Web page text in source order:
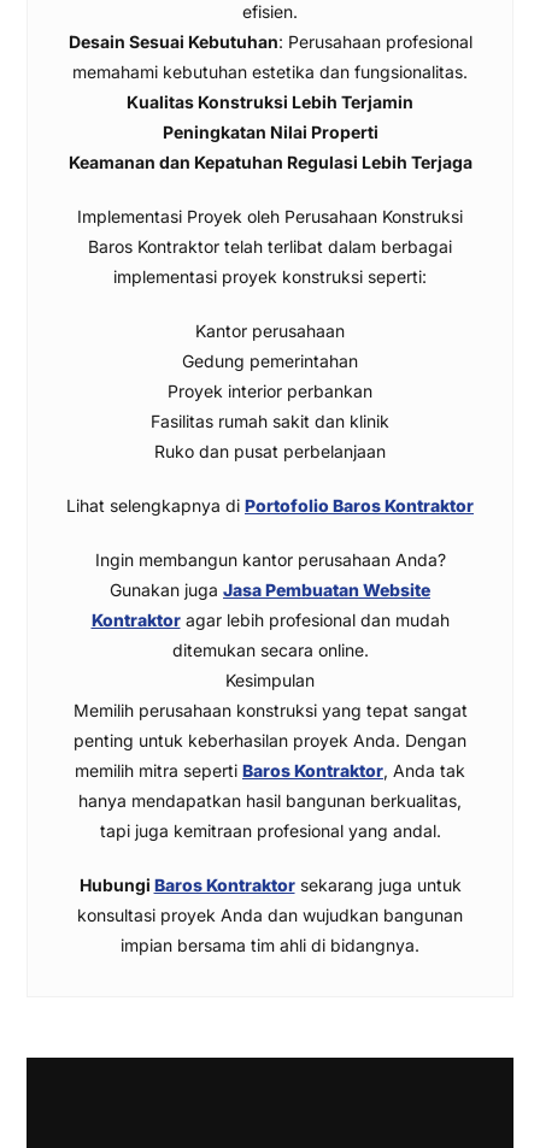
efisien.
Desain Sesuai Kebutuhan: Perusahaan profesional
memahami kebutuhan estetika dan fungsionalitas.
Kualitas Konstruksi Lebih Terjamin
Peningkatan Nilai Properti
Keamanan dan Kepatuhan Regulasi Lebih Terjaga
Implementasi Proyek oleh Perusahaan Konstruksi
Baros Kontraktor telah terlibat dalam berbagai
implementasi proyek konstruksi seperti:
Kantor perusahaan
Gedung pemerintahan
Proyek interior perbankan
Fasilitas rumah sakit dan klinik
Ruko dan pusat perbelanjaan
Lihat selengkapnya di Portofolio Baros Kontraktor
Ingin membangun kantor perusahaan Anda?
Gunakan juga Jasa Pembuatan Website
Kontraktoragar lebih profesional dan mudah
ditemukan secara online.
Kesimpulan
Memilih perusahaan konstruksi yang tepat sangat
penting untuk keberhasilan proyek Anda. Dengan
memilih mitra seperti Baros Kontraktor, Anda tak
hanya mendapatkan hasil bangunan berkualitas,
tapi juga kemitraan profesional yang andal.
Hubungi Baros Kontraktorsekarang juga untuk
konsultasi proyek Anda dan wujudkan bangunan
impian bersama tim ahli di bidangnya.